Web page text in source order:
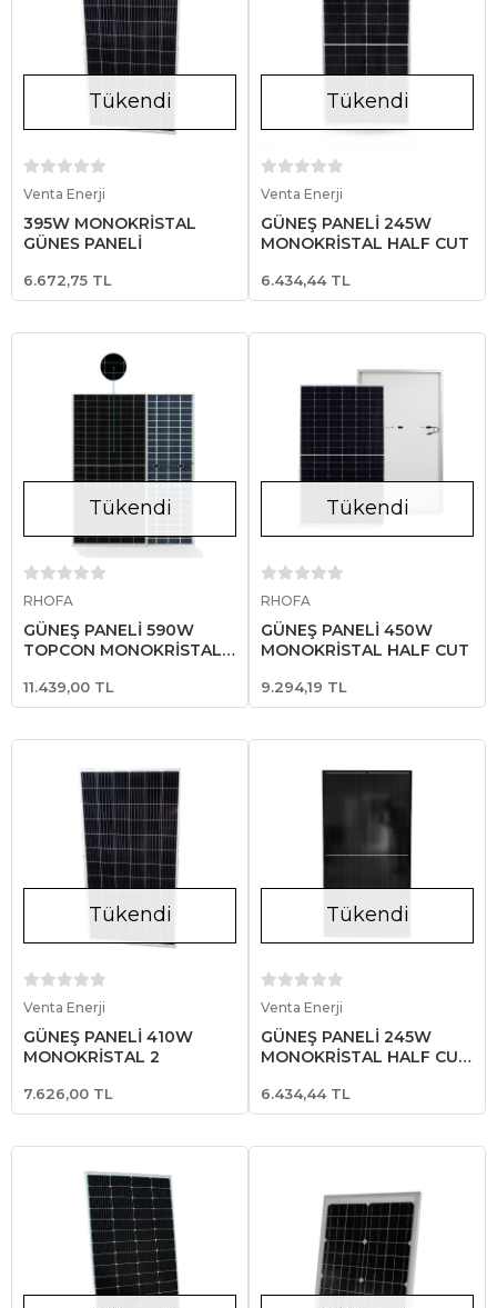
Tükendi
Venta Enerji
395W MONOKRİSTAL
GÜNEŞ PANELİ
6.672,75 TL
Tükendi
Venta Enerji
GÜNEŞ PANELİ 245W
MONOKRİSTAL HALF CUT
6.434,44 TL
Tükendi
RHOFA
GÜNEŞ PANELİ 590W
TOPCON MONOKRİSTAL
11.439,00 TL
Tükendi
RHOFA
GÜNEŞ PANELİ 450W
MONOKRİSTAL HALF CUT
9.294,19 TL
Tükendi
Venta Enerji
GÜNEŞ PANELİ 410W
MONOKRİSTAL 2
7.626,00 TL
Tükendi
Venta Enerji
GÜNEŞ PANELİ 245W
MONOKRİSTAL HALF CUT
6.434,44 TL